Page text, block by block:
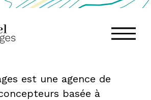
GASTEL
PAYSAGES,
est une agence de
basée à